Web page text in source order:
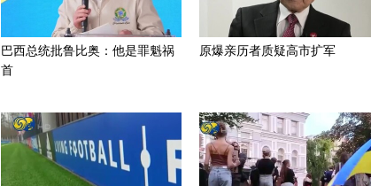
巴西总统批鲁比奥：他是罪魁祸
首
原爆亲历者质疑高市扩军